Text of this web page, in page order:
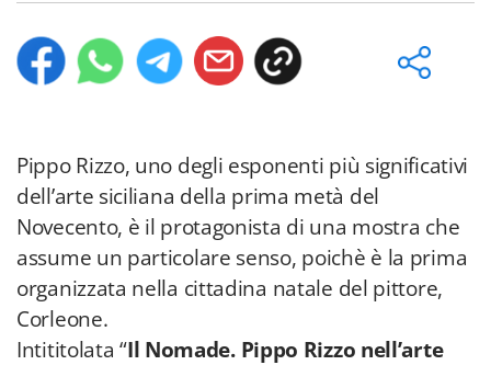
Pippo Rizzo, uno degli esponenti più significativi
dell’arte siciliana della prima metà del
Novecento, è il protagonista di una mostra che
assume un particolare senso, poichè è la prima
organizzata nella cittadina natale del pittore,
Corleone.
Intititolata “Il Nomade. Pippo Rizzo nell’arte